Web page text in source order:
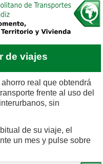
de viajes
real que obtendrá
frente al uso del
sin
de su viaje, el
un mes y pulse sobre